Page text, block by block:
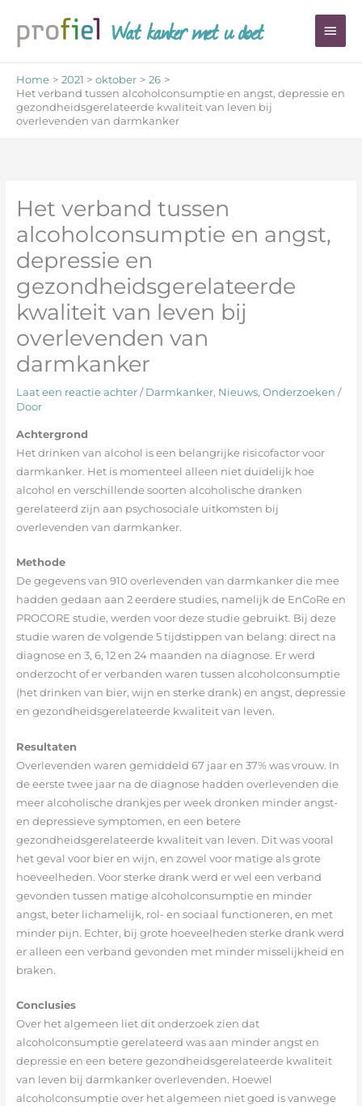
naar
inhoud
Wat kanker met u doet
Home 2021 oktober
26
Het verband tussen alcoholconsumptie en angst, depressie en
gezondheidsgerelateerde kwaliteit van leven bij
overlevenden van darmkanker
Het verband tussen
alcoholconsumptie en angst,
depressie en
gezondheidsgerelateerde
kwaliteit van leven bij
overlevenden van
darmkanker
Laat een reactie achter / Darmkanker, Nieuws, Onderzoeken /
Door
Achtergrond
Het drinken van alcohol is een belangrijke risicofactor voor
darmkanker. Het is momenteel alleen niet duidelijk hoe
alcohol en verschillende soorten alcoholische dranken
gerelateerd zijn aan psychosociale uitkomsten bij
overlevenden van darmkanker.
Methode
De gegevens van 910 overlevenden van darmkanker die mee
hadden gedaan aan 2 eerdere studies, namelijk de EnCoRe en
PROCORE studie, werden voor deze studie gebruikt. Bij deze
studie waren de volgende 5 tijdstippen van belang: direct na
diagnose en 3, 6, 12 en 24 maanden na diagnose. Er werd
onderzocht of er verbanden waren tussen alcoholconsumptie
(het drinken van bier, wijn en sterke drank) en angst, depressie
en gezondheidsgerelateerde kwaliteit van leven.
Resultaten
Overlevenden waren gemiddeld 67 jaar en 37% was vrouw. In
de eerste twee jaar na de diagnose hadden overlevenden die
meer alcoholische drankjes per week dronken minder angst-
en depressieve symptomen, en een betere
gezondheidsgerelateerde kwaliteit van leven. Dit was vooral
het geval voor bier en wijn, en zowel voor matige als grote
hoeveelheden. Voor sterke drank werd er wel een verband
gevonden tussen matige alcoholconsumptie en minder
angst, beter lichamelijk, rol- en sociaal functioneren, en met
minder pijn. Echter, bij grote hoeveelheden sterke drank werd
er alleen een verband gevonden met minder misselijkheid en
braken.
Conclusies
Over het algemeen liet dit onderzoek zien dat
alcoholconsumptie gerelateerd was aan minder angst en
depressie en een betere gezondheidsgerelateerde kwaliteit
van leven bij darmkanker overlevenden. Hoewel
alcoholconsumptie over het algemeen niet goed is vanwege